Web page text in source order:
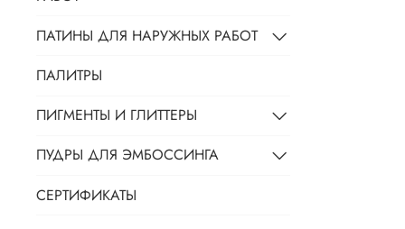
ПАТИНЫ ДЛЯ НАРУЖНЫХ РАБОТ
ПАЛИТРЫ
ПИГМЕНТЫ И ГЛИТТЕРЫ
ПУДРЫ ДЛЯ ЭМБОССИНГА
СЕРТИФИКАТЫ